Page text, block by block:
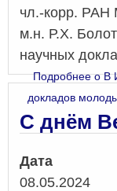
чл.-корр.
м.н. Р.Х.
научных
Подробнеео В
докладов
С днём
Дата
08.05.2024